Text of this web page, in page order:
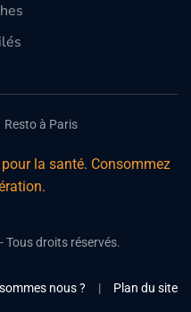
Resto à Paris
pour la santé. Consommez
droits réservés.
nous ? | Plan du site